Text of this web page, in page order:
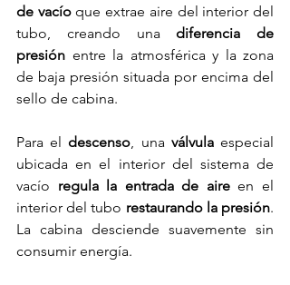
de vacío que extrae aire del interior del
tubo, creando una diferencia de
presión entre la atmosférica y la zona
de baja presión situada por encima del
sello de cabina.
Para el descenso, una válvula especial
ubicada en el interior del sistema de
vacío regula la entrada de aire en el
interior del tubo restaurando la presión.
La cabina desciende suavemente sin
consumir energía.